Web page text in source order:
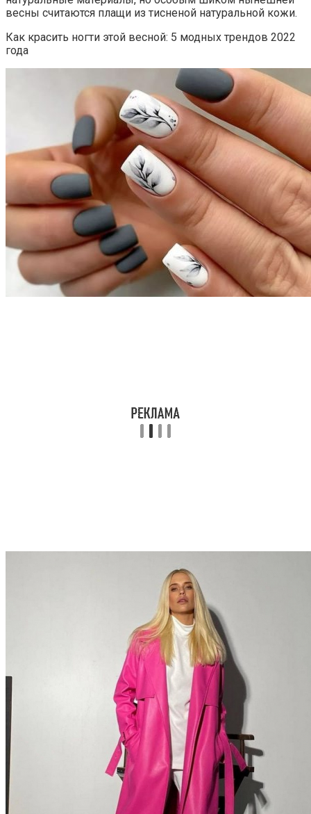
весны считаются плащи из тисненой натуральной кожи.
Как красить ногти этой весной: 5 модных трендов 2022
года